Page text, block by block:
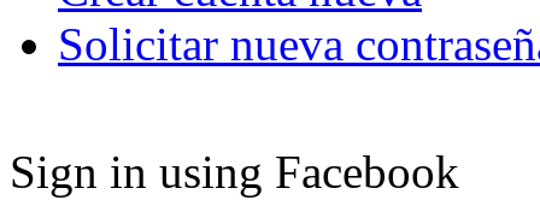
Solicitar nueva
Sign in using Facebook